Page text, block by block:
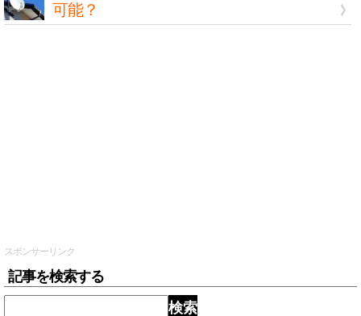
可能？
スポンサーリンク
記事を検索する
検索